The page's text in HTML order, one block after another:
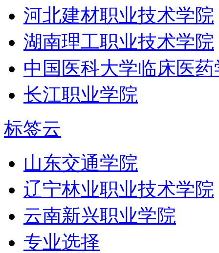
河北建材职业技术学院
湖南理工职业技术学院
中国医科大学临床医药
长江职业学院
标签云
山东交通学院
辽宁林业职业技术学院
云南新兴职业学院
专业选择